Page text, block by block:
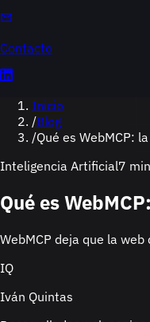
Contacto
Inicio
/Blog
/Qué es WebMCP:
Inteligencia Artificial7
Qué es
WebMCP deja que la
IQ
Iván Quintas